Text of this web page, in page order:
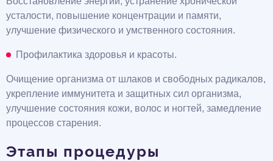
усталости, повышение концентрации и памяти,
улучшение физического и умственного состояния.
Профилактика здоровья и красоты.
Очищение организма от шлаков и свободных радикалов,
укрепление иммунитета и защитных сил организма,
улучшение состояния кожи, волос и ногтей, замедление
процессов старения.
Этапы процедуры